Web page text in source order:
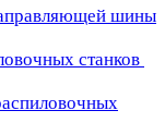
шины
станков